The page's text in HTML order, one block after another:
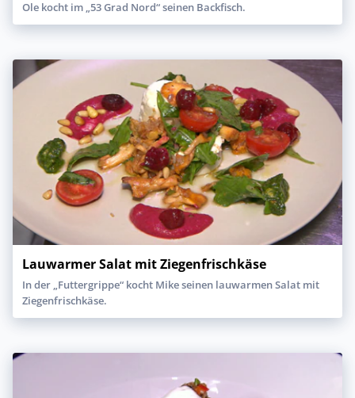
Ole kocht im „53 Grad Nord“ seinen Backfisch.
Lauwarmer Salat mit Ziegenfrischkäse
In der „Futtergrippe“ kocht Mike seinen lauwarmen Salat mit
Ziegenfrischkäse.